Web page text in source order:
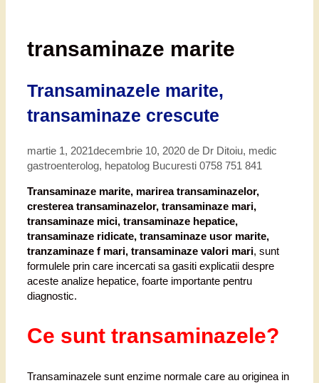
transaminaze marite
Transaminazele marite,
transaminaze crescute
martie 1, 2021decembrie 10, 2020 de Dr Ditoiu, medic
gastroenterolog, hepatolog Bucuresti 0758 751 841
Transaminaze marite, marirea transaminazelor,
cresterea transaminazelor, transaminaze mari,
transaminaze mici, transaminaze hepatice,
transaminaze ridicate, transaminaze usor marite,
tranzaminaze f mari, transaminaze valori mari, sunt
formulele prin care incercati sa gasiti explicatii despre
aceste analize hepatice, foarte importante pentru
diagnostic.
Ce sunt transaminazele?
Transaminazele sunt enzime normale care au originea in